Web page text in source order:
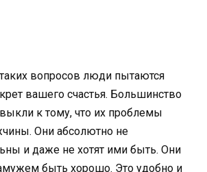
вопросов люди пытаются
вашего счастья. Большинство
к тому, что их проблемы
Они абсолютно не
и даже не хотят ими быть. Они
быть хорошо. Это удобно и